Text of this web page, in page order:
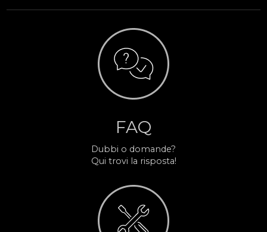
FAQ
Dubbi o domande?
Qui trovi la risposta!